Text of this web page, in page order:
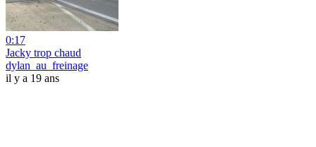
0:17
Jacky trop chaud
dylan_au_freinage
il y a 19 ans